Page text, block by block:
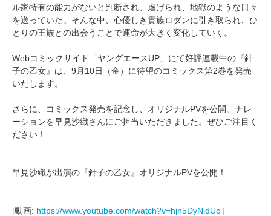
ル家特有の能力がないと判断され、虐げられ、地獄のような日々
を送っていた。そんな中、心優しき貴族ロダンに引き取られ、ひ
とりの王族との出会うことで運命が大きく変化していく。
Webコミックサイト「ヤングエースUP」にて好評連載中の『針
子の乙女』は、9月10日（金）に待望のコミックス第2巻を発売
いたします。
さらに、コミックス発売を記念し、オリジナルPVを公開。ナレ
ーションを早見沙織さんにご担当いただきました。ぜひご注目く
ださい！
早見沙織が出演の『針子の乙女』オリジナルPVを公開！
[動画: https://www.youtube.com/watch?v=hjn5DyNjdUc ]